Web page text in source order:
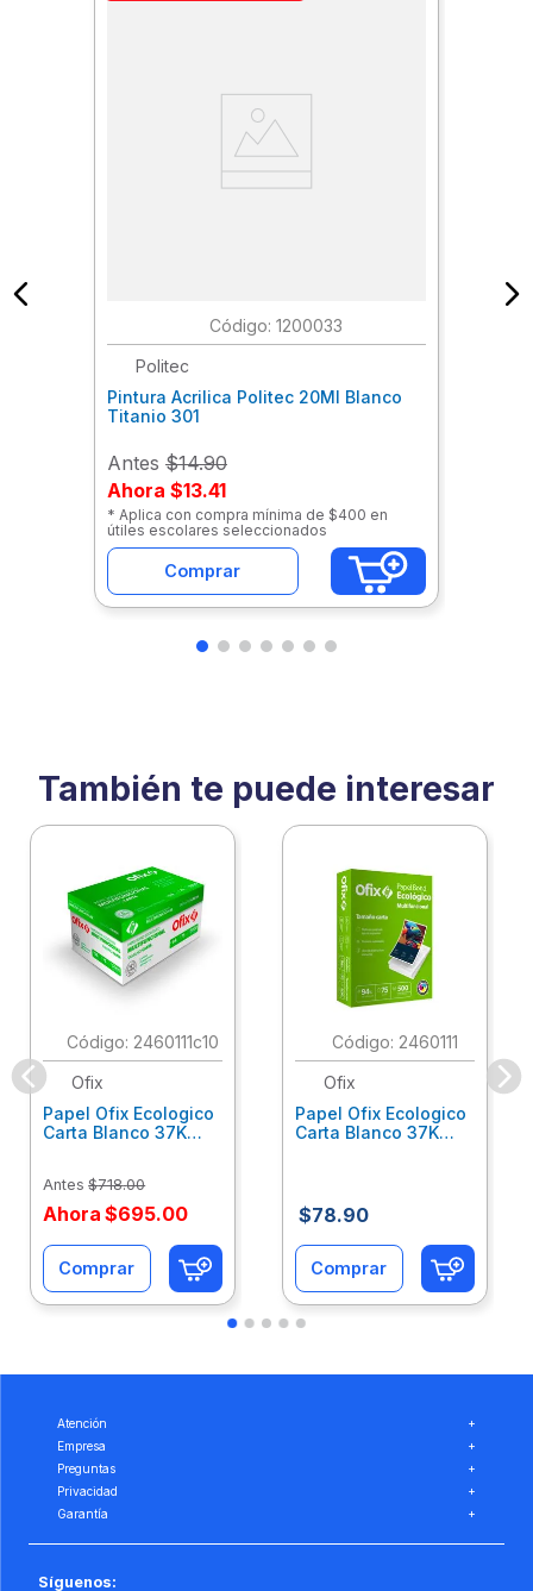
: 1200033
Politec
Pintura Acrilica Politec 20Ml Blanco
Titanio 301
Antes $14.90
Ahora $13.41
* Aplica con compra mínima de $400 en
útiles escolares seleccionados
Comprar
También te puede interesar
: 2460111c10
Ofix
Papel Ofix Ecologico
Carta Blanco 37K
Antes $718.00
Ahora $695.00
Comprar
: 2460111
Ofix
Papel Ofix Ecologico
Carta Blanco 37K
$78.90
Comprar
Atención
+
Empresa
+
Preguntas
+
Privacidad
+
Garantía
+
Síguenos: